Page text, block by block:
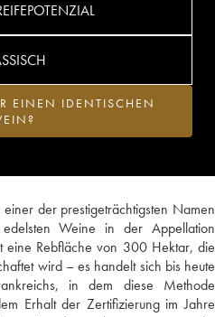
der prestigeträchtigsten Namen
Weine in der Appellation
eine Rebfläche von 300 Hektar, die
wird – es handelt sich bis heute
in dem diese Methode
Erhalt der Zertifizierung im Jahre
EINEN IDENTISCHEN